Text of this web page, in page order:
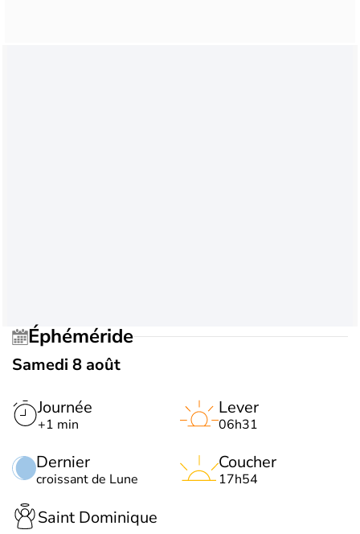
Éphéméride
Samedi 8 août
Journée
+1 min
Dernier
croissant de Lune
Lever
06h31
Coucher
17h54
Saint Dominique